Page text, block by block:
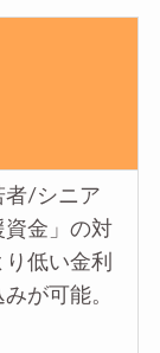
者/シニア
資金」の対
低い金利
が可能。